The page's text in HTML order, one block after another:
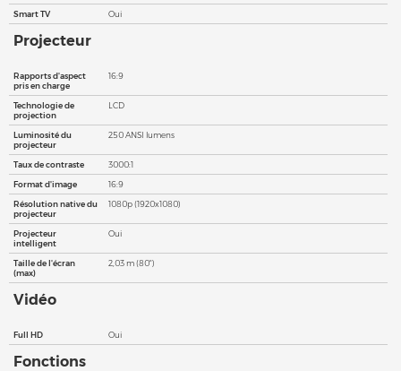
Smart TV
Oui
Projecteur
Rapports d'aspect
pris en charge
16:9
Technologie de
projection
LCD
Luminosité du
projecteur
250 ANSI lumens
Taux de contraste
3000:1
Format d'image
16:9
Résolution native du
projecteur
1080p (1920x1080)
Projecteur
intelligent
Oui
Taille de l'écran
(max)
2,03 m (80")
Vidéo
Full HD Oui
Fonctions